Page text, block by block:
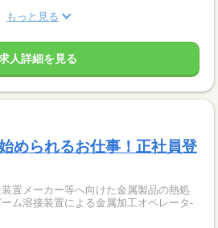
もっと見る
人詳細を見る
められるお仕事！正社員登
置メーカー等へ向けた金属製品の熱処
ム溶接装置による金属加工オペレータ‐